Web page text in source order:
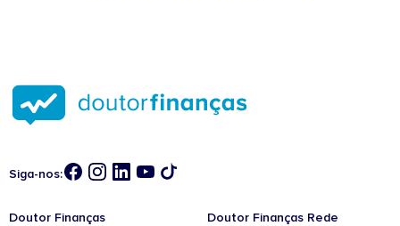
Siga-nos:
Doutor Finanças Doutor Finanças Rede